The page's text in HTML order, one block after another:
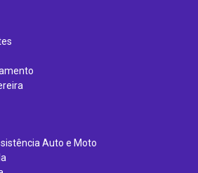
Auto e Moto